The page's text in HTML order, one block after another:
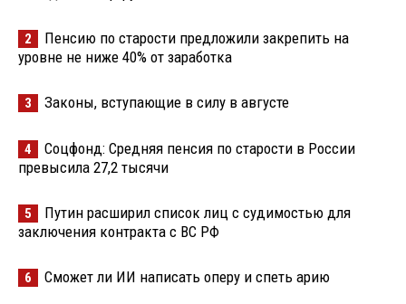
2
Пенсию по старости предложили закрепить на
уровне не ниже 40% от заработка
3 Законы, вступающие в силу в августе
4
Соцфонд: Средняя пенсия по старости в России
превысила 27,2 тысячи
5
Путин расширил список лиц с судимостью для
заключения контракта с ВС РФ
6 Сможет ли ИИ написать оперу и спеть арию